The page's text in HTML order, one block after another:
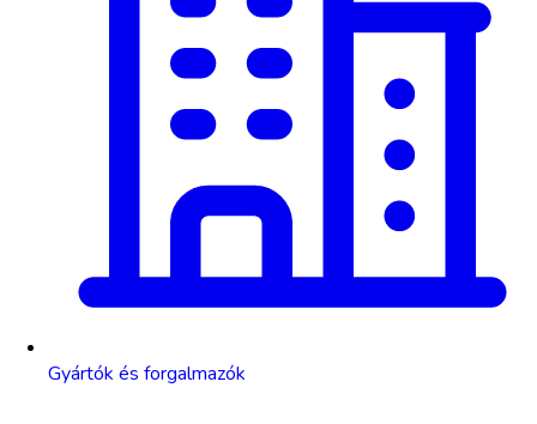
Gyártók és forgalmazók